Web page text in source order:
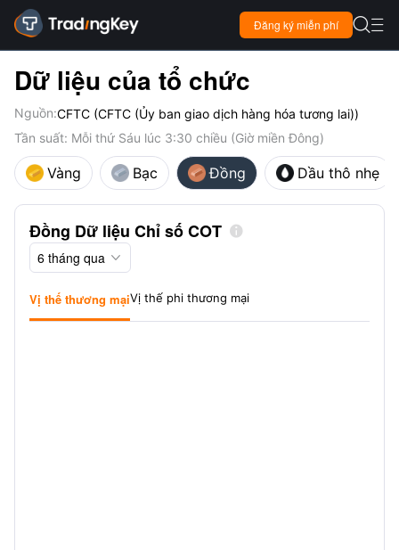
Đăng ký miễn phí  
Dữ liệu của tổ chức
Nguồn:CFTC (CFTC (Ủy ban giao dịch hàng hóa tương lai))
Tần suất: Mỗi thứ Sáu lúc 3:30 chiều (Giờ miền Đông)
Vàng Bạc Đồng Dầu thô nhẹ
Đồng Dữ liệu Chỉ số COT 
6 tháng qua 
Vị thế thương mạiVị thế phi thương mại